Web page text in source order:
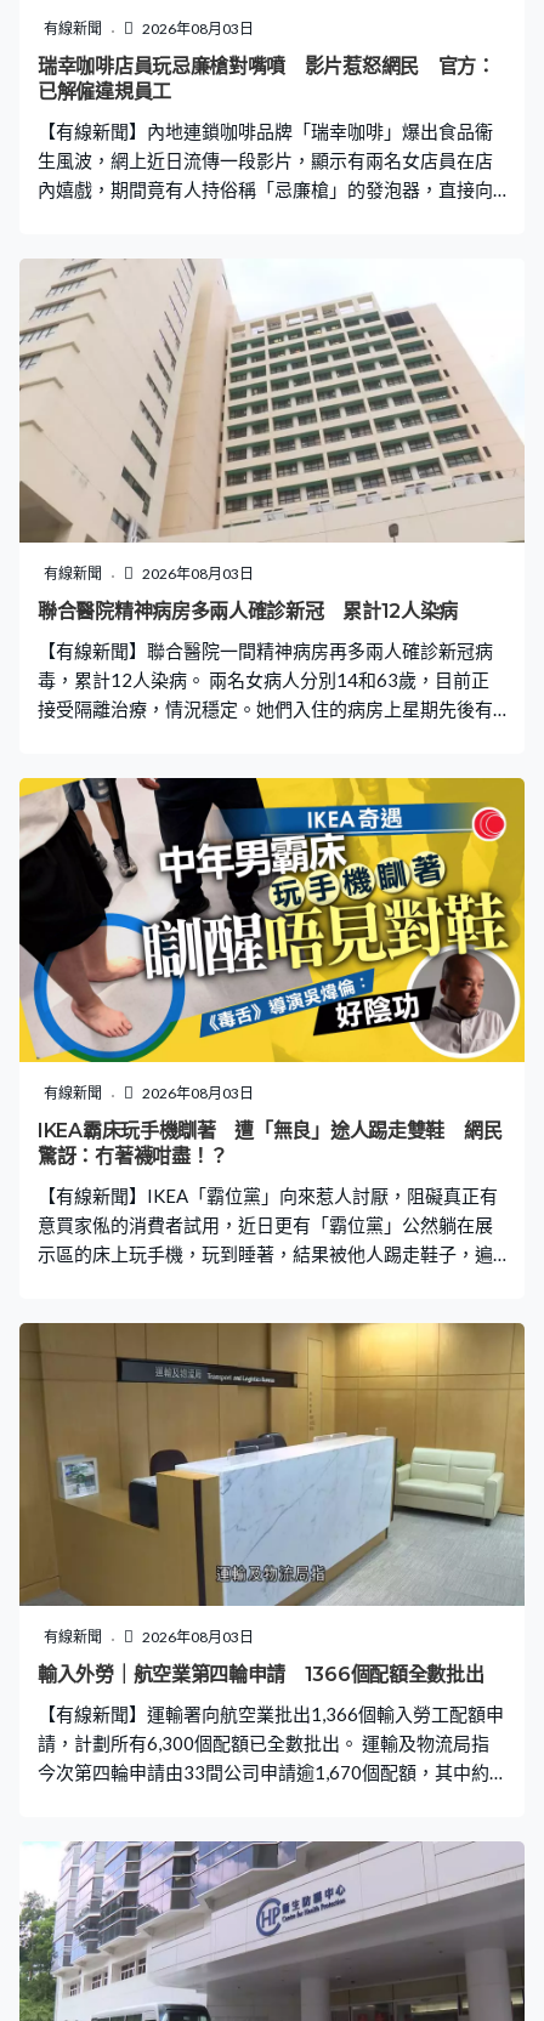
有線新聞 2026年08月03日
瑞幸咖啡店員玩忌廉槍對嘴噴 影片惹怒網民 官方：
已解僱違規員工
【有線新聞】內地連鎖咖啡品牌「瑞幸咖啡」爆出食品衞
生風波，網上近日流傳一段影片，顯示有兩名女店員在店
內嬉戲，期間竟有人持俗稱「忌廉槍」的發泡器，直接向
全。瑞幸回應稱涉事員工已遭解僱，拍攝用的器具及忌廉
亦已被即時扔棄。 店員嬉戲打鬧對嘴噴忌廉 網民怒批：
好沒素質 事發於山東濟南歷下區黃金時代廣場的瑞幸分
店。涉事影片顯示，兩名身穿瑞幸制服的女員工在店內操
作台前打鬧，其中一人手持「忌廉槍」，將忌廉直接噴入
另一名張大嘴巴的女同事口中，兩人更向鏡頭嬉笑並比出
「勝利手勢」，影片又配上「吃飽喝足再下班」的字句。
影片迅速登上社交平台熱搜，惹來大批網民不滿，批評兩
人行為極不衞生，將餐飲業的食品安全底線視若無睹。有
網民直言：「食品安全可是大問題，居然還敢發到網上，
真不知道這些人怎麼想的」、「唉，食品安全可不能拿來
開玩笑」、「好沒素質啊」、「哎，最近都不要喝瑞幸
了」、「食品店食物安全很重要，環境也重要」。 門市如
常營業 暫停提供加忌廉服務 迫於輿論壓力，發布影片的
帳號已於8月2日凌晨迅速註銷。至於涉事分店在8
有線新聞 2026年08月03日
聯合醫院精神病房多兩人確診新冠 累計12人染病
【有線新聞】聯合醫院一間精神病房再多兩人確診新冠病
毒，累計12人染病。 兩名女病人分別14和63歲，目前正
接受隔離治療，情況穩定。她們入住的病房上星期先後有
報醫管局和衞生防護中心。
有線新聞 2026年08月03日
IKEA霸床玩手機瞓著 遭「無良」途人踢走雙鞋 網民
驚訝：冇著襪咁盡！？
【有線新聞】IKEA「霸位黨」向來惹人討厭，阻礙真正有
意買家俬的消費者試用，近日更有「霸位黨」公然躺在展
示區的床上玩手機，玩到睡著，結果被他人踢走鞋子，遍
本月2日在社交平台發文，講述多次遇上「霸位黨」，想試
坐通常都會遭佔用者白眼，「我試過俾佢鬧添，話我搶佢
個位坐」，「今日，進化了，床都有人瞓。我之前未見過
人瞓床的。今日嗰位先生，除咗對鞋，成個人瞓喺張床上
面玩手機，自己間房一樣，之後見佢好似真係瞓著咗，個
樣都瞓得幾安詳」。 吳導指其後有位「好無良」人士，踢
走「霸床男」一雙鞋子，而且「踢到好遠，冇可能搵
到」。「霸床男」瞓醒後發現鞋子不見了，「赤腳咁周圍
搵，搵唔到」。吳導直言「霸床男」好陰功，「出街冇鞋
著，今日又落雨又盛，行出去對腳濕dep dep咁，又污糟，
黑鼆鼆咁，真係好慘，人神共憤。唉」 黑色幽默如電影
網友：世界艱難，無鞋照行 吳導其後逛MUJI時，又遇上另
一名「霸位黨」，他「有張凳想試，有位小姐坐咗好耐，
埋去禮貌地問佢可否讓一讓開俾我試吓，佢話佢等緊人。
嗯，佢有著鞋的。」 貼文吸
有線新聞 2026年08月03日
輸入外勞｜航空業第四輪申請 1366個配額全數批出
【有線新聞】運輸署向航空業批出1,366個輸入勞工配額申
請，計劃所有6,300個配額已全數批出。 運輸及物流局指
今次第四輪申請由33間公司申請逾1,670個配額，其中約
重短缺問題，支持香港航空業發展，合資格公司須每月就
每名輸入勞工向機管局繳交400元，補貼本地前線員工的
交通費用。